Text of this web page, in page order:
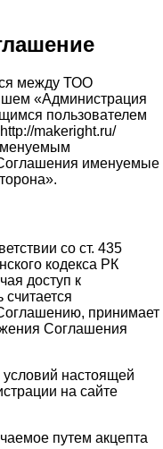
между ТОО
«Администрация
пользователем
makeright.ru/
именуемые
со ст. 435
кодекса РК
доступ к
принимает
Соглашения
условий настоящей
на сайте
путем акцепта